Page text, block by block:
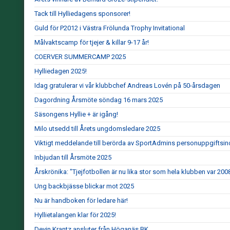
Tack till Hylliedagens sponsorer!
Guld för P2012 i Västra Frölunda Trophy Invitational
Målvaktscamp för tjejer & killar 9-17 år!
COERVER SUMMERCAMP 2025
Hylliedagen 2025!
Idag gratulerar vi vår klubbchef Andreas Lovén på 50-årsdagen
Dagordning Årsmöte söndag 16 mars 2025
Säsongens Hyllie + är igång!
Milo utsedd till Årets ungdomsledare 2025
Viktigt meddelande till berörda av SportAdmins
Inbjudan till Årsmöte 2025
Årskrönika: "Tjejfotbollen är nu lika stor som hela klubben var
Ung backbjässe blickar mot 2025
Nu är handboken för ledare här!
Hyllietalangen klar för 2025!